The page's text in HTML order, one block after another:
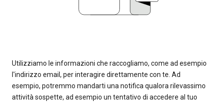
Utilizziamo le informazioni che raccogliamo, come ad esempio
l'indirizzo email, per interagire direttamente con te. Ad
esempio, potremmo mandarti una notifica qualora rilevassimo
attività sospette, ad esempio un tentativo di accedere al tuo